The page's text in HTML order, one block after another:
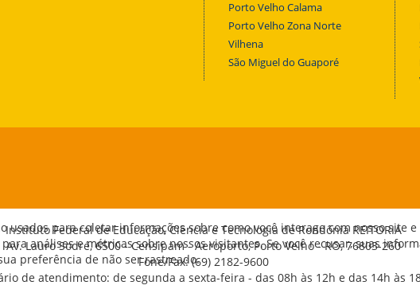
Porto Velho Calama
Porto Velho Zona Norte
Vilhena
São Miguel do Guaporé
Instituto Federal de Educação, Ciência e Tecnologia de Rondônia REITORIA
Av. Lauro Sodré, 6500 - Censipam - Aeroporto, Porto Velho - RO, 76803-260
Fone/Fax: (69) 2182-9600
de atendimento: de segunda a sexta-feira - das 08h às 12h e das 14h às
usados para coletar informações sobre como você interage com nosso site
análises e métricas sobre nossos visitantes. Se você recusar, suas
preferência de não ser rastreado.